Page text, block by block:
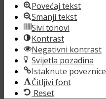
Povećaj tekst
Smanji tekst
Sivi tonovi
Kontrast
Negativni kontrast
Svijetla pozadina
Istaknute poveznice
Čitljivi font
Reset